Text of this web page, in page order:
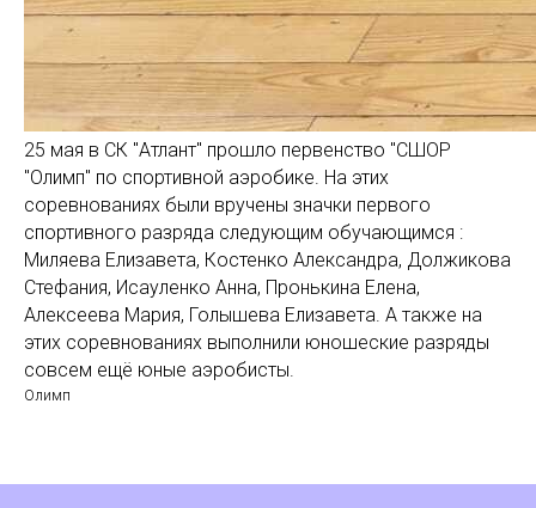
25 мая в СК "Атлант" прошло первенство "СШОР
"Олимп" по спортивной аэробике. На этих
соревнованиях были вручены значки первого
спортивного разряда следующим обучающимся :
Миляева Елизавета, Костенко Александра, Должикова
Стефания, Исауленко Анна, Пронькина Елена,
Алексеева Мария, Голышева Елизавета. А также на
этих соревнованиях выполнили юношеские разряды
совсем ещё юные аэробисты.
Олимп